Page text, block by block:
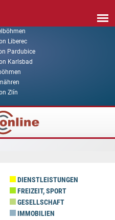
Liberec
Pardubice
Karlsbad
Zlín
DIENSTLEISTUNGEN
FREIZEIT, SPORT
GESELLSCHAFT
IMMOBILIEN